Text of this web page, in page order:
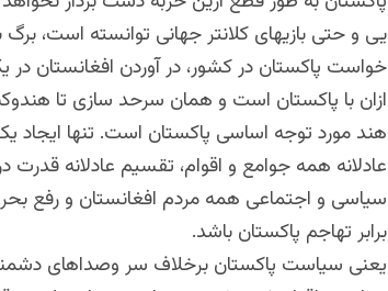
یی و حتی بازیهای کلانتر جهانی توانسته است،
خواست پاکستان در کشور، در آوردن افغانستان
ازان با پاکستان است و همان سرحد سازی تا
هند مورد توجه اساسی پاکستان است. تنها
عادلانه همه جوامع و اقوام، تقسیم عادلانه
سیاسی و اجتماعی همه مردم افغانستان و رفع
برابر تهاجم پاکستان باشد.
یعنی سیاست پاکستان برخلاف سر وصداهای